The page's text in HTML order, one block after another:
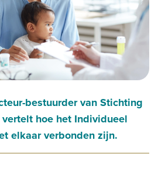
bestuurder van Stichting
hoe het Individueel
elkaar verbonden zijn.